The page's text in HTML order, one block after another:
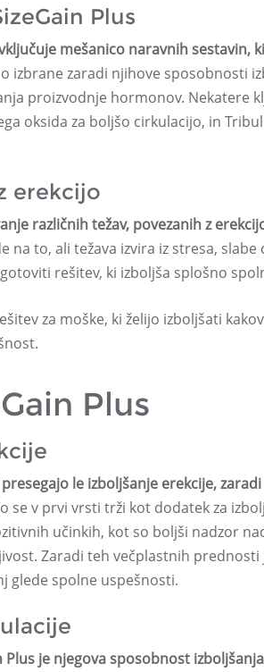
Plus
mešanico naravnih sestavin,
izbrane zaradi njihove sposobnosti
proizvodnje hormonov. Nekatere
oksida za boljšo cirkulacijo, in
erekcijo
različnih težav, povezanih z
na to, ali težava izvira iz stresa,
rešitev, ki izboljša splošno
za moške, ki želijo izboljšati
Plus
le izboljšanje erekcije,
se v prvi vrsti trži kot dodatek za
učinkih, kot so boljši nadzor
Zaradi teh večplastnih prednosti
glede spolne uspešnosti.
je njegova sposobnost